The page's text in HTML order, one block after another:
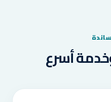
أسرع